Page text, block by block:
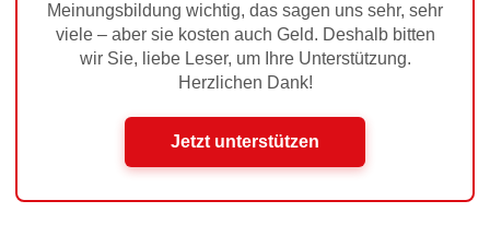
Meinungsbildung wichtig, das sagen uns sehr, sehr
viele – aber sie kosten auch Geld. Deshalb bitten
wir Sie, liebe Leser, um Ihre Unterstützung.
Herzlichen Dank!
Jetzt unterstützen